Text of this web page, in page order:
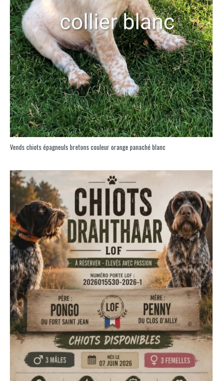
Vends chiots épagneuls bretons couleur orange panaché blanc